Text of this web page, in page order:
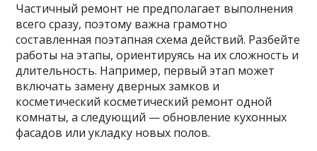
Частичный ремонт не предполагает выполнения
всего сразу, поэтому важна грамотно
составленная поэтапная схема действий. Разбейте
работы на этапы, ориентируясь на их сложность и
длительность. Например, первый этап может
включать замену дверных замков и
косметический косметический ремонт одной
комнаты, а следующий — обновление кухонных
фасадов или укладку новых полов.